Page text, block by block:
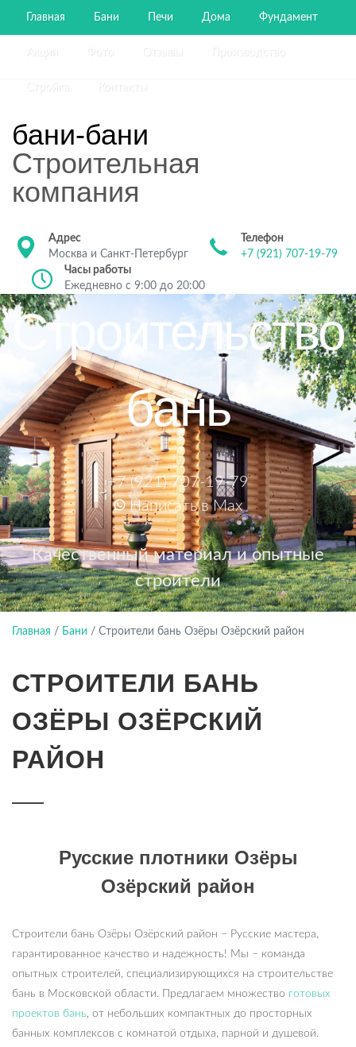
Главная Бани Печи Дома Фундамент
бани-бани
Строительная
компания
Адрес
Москва и Санкт-Петербург
Телефон
+7 (921) 707-19-79
Часы работы
Ежедневно с 9:00 до 20:00
Строительство
бань
+7 (921) 707-19-79
Написать в Max
Качественный материал и опытные
строители
Главная / Бани / Строители бань Озёры Озёрский район
СТРОИТЕЛИ БАНЬ
ОЗЁРЫ ОЗЁРСКИЙ
РАЙОН
Русские плотники Озёры
Озёрский район
Строители бань Озёры Озёрский район – Русские мастера,
гарантированное качество и надежность! Мы – команда
опытных строителей, специализирующихся на строительстве
бань в Московской области. Предлагаем множество готовых
проектов бань, от небольших компактных до просторных
банных комплексов с комнатой отдыха, парной и душевой.